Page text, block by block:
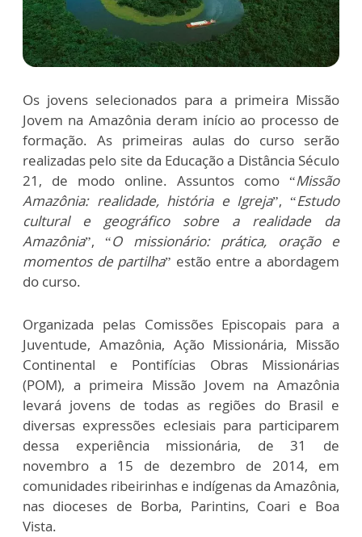
Os jovens selecionados para a primeira Missão
Jovem na Amazônia deram início ao processo de
formação. As primeiras aulas do curso serão
realizadas pelo site da Educação a Distância Século
21, de modo online. Assuntos como “Missão
Amazônia: realidade, história e Igreja”, “Estudo
cultural e geográfico sobre a realidade da
Amazônia”, “O missionário: prática, oração e
momentos de partilha” estão entre a abordagem
do curso.
Organizada pelas Comissões Episcopais para a
Juventude, Amazônia, Ação Missionária, Missão
Continental e Pontifícias Obras Missionárias
(POM), a primeira Missão Jovem na Amazônia
levará jovens de todas as regiões do Brasil e
diversas expressões eclesiais para participarem
dessa experiência missionária, de 31 de
novembro a 15 de dezembro de 2014, em
comunidades ribeirinhas e indígenas da Amazônia,
nas dioceses de Borba, Parintins, Coari e Boa
Vista.